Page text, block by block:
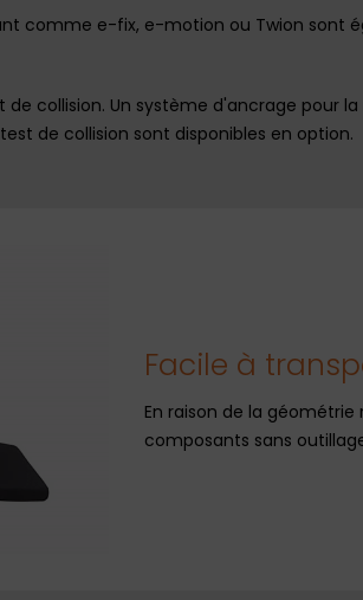
comme e-fix, e-motion ou Twion sont
de collision. Un système d'ancrage pour
de collision sont disponibles en option.
Facile à
En raison de la
composants sans